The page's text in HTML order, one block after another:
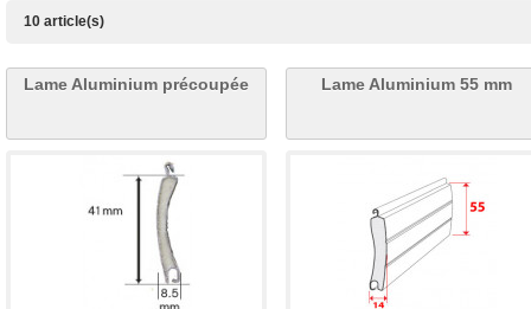
10 article(s)
Lame Aluminium précoupée Lame Aluminium 55 mm